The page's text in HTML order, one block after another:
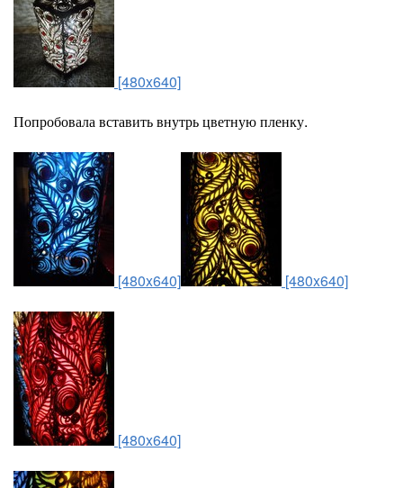
[480x640]
Попробовала вставить внутрь цветную пленку.
[480x640] [480x640]
[480x640]